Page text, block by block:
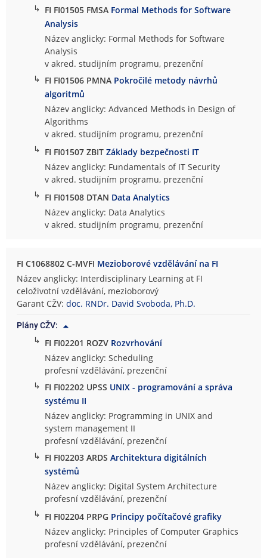
↳ FI FI01505 FMSA Formal Methods for Software
Analysis
Název anglicky: Formal Methods for Software
Analysis
v akred. studijním programu, prezenční
↳ FI FI01506 PMNA Pokročilé metody návrhů
algoritmů
Název anglicky: Advanced Methods in Design of
Algorithms
v akred. studijním programu, prezenční
↳ FI FI01507 ZBITZáklady bezpečnosti IT
Název anglicky: Fundamentals of IT Security
v akred. studijním programu, prezenční
↳ FI FI01508 DTAN Data Analytics
Název anglicky: Data Analytics
v akred. studijním programu, prezenční
FI C1068802 C-MVFI Mezioborové vzdělávání na FI
Název anglicky: Interdisciplinary Learning at FI
celoživotní vzdělávání, mezioborový
Garant CŽV:doc. RNDr. David Svoboda, Ph.D.
Plány CŽV:
↳ FI FI02201 ROZV Rozvrhování
Název anglicky: Scheduling
profesní vzdělávání, prezenční
↳ FI FI02202 UPSS UNIX - programování a správa
systému II
Název anglicky: Programming in UNIX and
system management II
profesní vzdělávání, prezenční
↳ FI FI02203 ARDSArchitektura digitálních
systémů
Název anglicky: Digital System Architecture
profesní vzdělávání, prezenční
↳ FI FI02204 PRPG Principy počítačové grafiky
Název anglicky: Principles of Computer Graphics
profesní vzdělávání, prezenční